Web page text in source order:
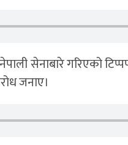
सेनाबारे गरिएको
जनाए।